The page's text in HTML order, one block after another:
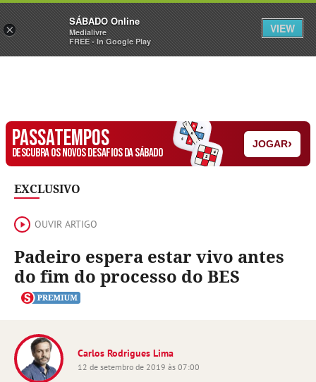
Sábado Assine Iniciar Sessão
PASSATEMPOS
DESCUBRA OS NOVOS DESAFIOS DA SÁBADO
JOGAR›
EXCLUSIVO
OUVIR ARTIGO
Padeiro espera estar vivo antes
do fim do processo do BES
Carlos Rodrigues Lima
12 de setembro de 2019 às 07:00
×
SÁBADO Online
Medialivre
FREE - In Google Play
VIEW